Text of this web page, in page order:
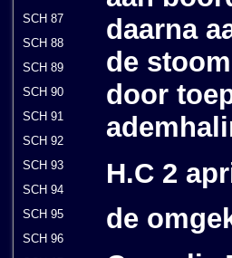
SCH 87
SCH 88
SCH 89
SCH 90
SCH 91
SCH 92
SCH 93
SCH 94
SCH 95
SCH 96
daarna
de
door
H.C 2
de